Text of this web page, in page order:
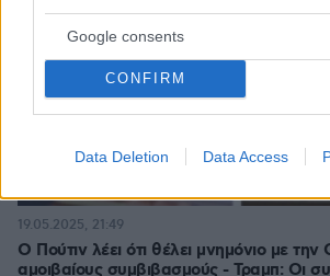
Google consents
CONFIRM
Data Deletion Data Access
Ο Πούτιν λέει ότι θέλει μνημόνιο με την
αμοιβαίους συμβιβασμούς - Τραμπ: Οι
19.05.2025, 21:49